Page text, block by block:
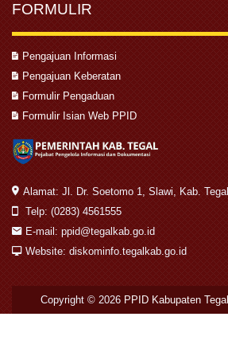
FORMULIR
Pengajuan Informasi
Pengajuan Keberatan
Formulir Pengaduan
Formulir Isian Web PPID
Alamat: Jl. Dr. Soetomo 1, Slawi, Kab. Tegal
Telp: (0283) 4561555
E-mail: ppid@tegalkab.go.id
Website: diskominfo.tegalkab.go.id
Copyright © 2026 PPID Kabupaten Tegal